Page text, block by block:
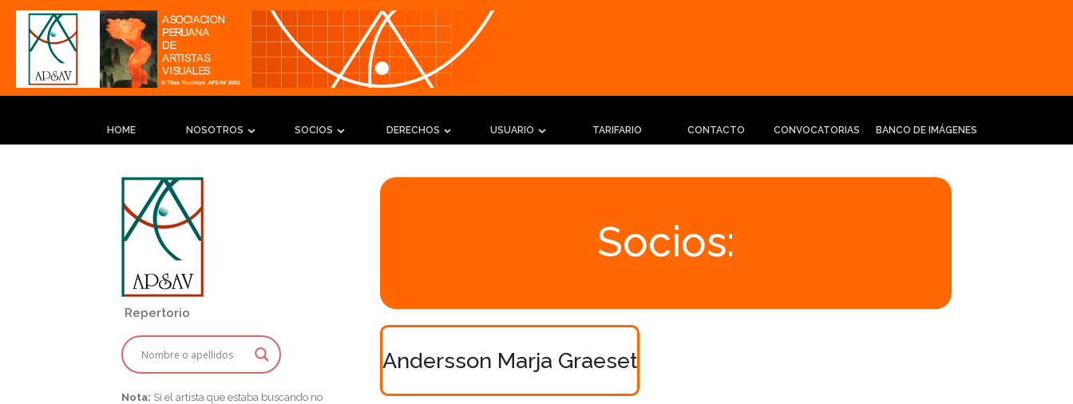
HOME NOSOTROS SOCIOS DERECHOS USUARIO TARIFARIO CONTACTO CONVOCATORIAS BANCO DE IMÁGENES
Repertorio
Nota: Si el artista que estaba buscando no
Socios:
Andersson Marja Graeset